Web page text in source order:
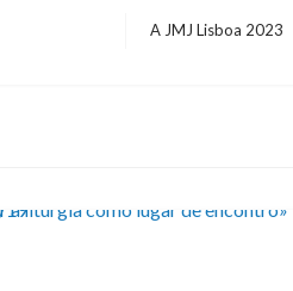
Next
A JMJ Lisboa 2023